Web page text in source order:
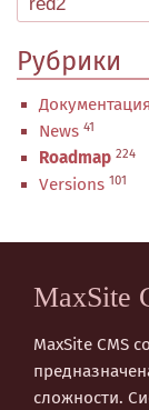
Рубрики
Документация
News 41
Roadmap 224
Versions 101
MaxSite
MaxSite CMS
сложности.